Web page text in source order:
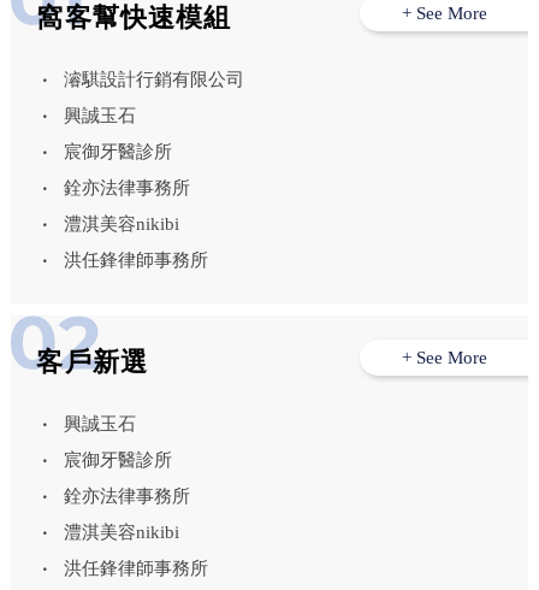
窩客幫快速模組
濬騏設計行銷有限公司
興誠玉石
宸御牙醫診所
銓亦法律事務所
澧淇美容nikibi
洪任鋒律師事務所
+ See More
客戶新選
興誠玉石
宸御牙醫診所
銓亦法律事務所
澧淇美容nikibi
洪任鋒律師事務所
+ See More